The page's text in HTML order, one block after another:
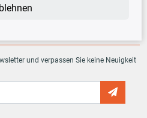
und verpassen Sie keine Neuigkeit